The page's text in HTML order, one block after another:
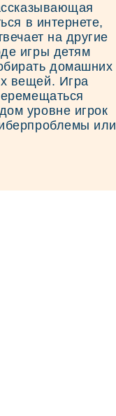
в интернете,
на другие
игры детям
домашних
вещей. Игра
уровне игрок
или